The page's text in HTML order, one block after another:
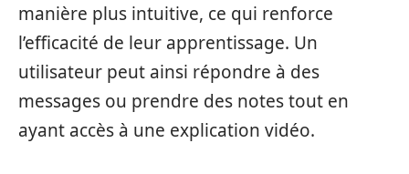
manière plus intuitive, ce qui renforce
l’efficacité de leur apprentissage. Un
utilisateur peut ainsi répondre à des
messages ou prendre des notes tout en
ayant accès à une explication vidéo.